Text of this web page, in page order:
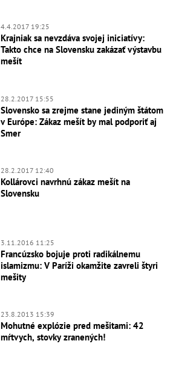
4.4.2017 19:25
Krajniak sa nevzdáva svojej iniciatívy:
Takto chce na Slovensku zakázať výstavbu
mešít
28.2.2017 15:55
Slovensko sa zrejme stane jediným štátom
v Európe: Zákaz mešít by mal podporiť aj
Smer
28.2.2017 12:40
Kollárovci navrhnú zákaz mešít na
Slovensku
3.11.2016 11:25
Francúzsko bojuje proti radikálnemu
islamizmu: V Paríži okamžite zavreli štyri
mešity
23.8.2013 15:39
Mohutné explózie pred mešitami: 42
mŕtvych, stovky zranených!